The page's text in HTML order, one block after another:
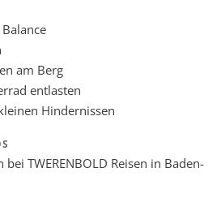
am Berg
entlasten
Hindernissen
TWERENBOLD Reisen in Baden-